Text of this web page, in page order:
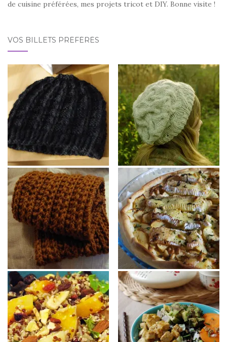
de cuisine préférées, mes projets tricot et DIY. Bonne visite !
VOS BILLETS PRÉFÉRÉS